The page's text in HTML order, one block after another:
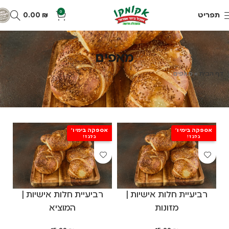
תפריט 0
0.00 ₪
מאפים
דף הבית »מאפים
אספקה בימי ו'
בלבד!
רביעיית חלות אישיות |
מזונות
אספקה בימי ו'
בלבד!
רביעיית חלות אישיות |
המוציא